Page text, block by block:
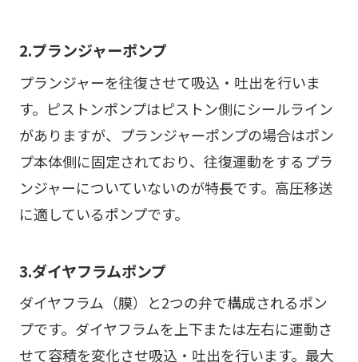
2.プランジャーポンプ
プランジャーを往復させて吸込・吐出を行いま
す。ピストンポンプはピストン側にシールライン
がありますが、プランジャーポンプの場合はポン
プ本体側に固定されており、往復運動をするプラ
ンジャーについていないのが特長です。高圧移送
に適しているポンプです。
3.ダイヤフラムポンプ
ダイヤフラム（膜）と2つの弁で構成されるポン
プです。ダイヤフラムを上下または左右に運動さ
せて容積を変化させ吸込・吐出を行います。最大